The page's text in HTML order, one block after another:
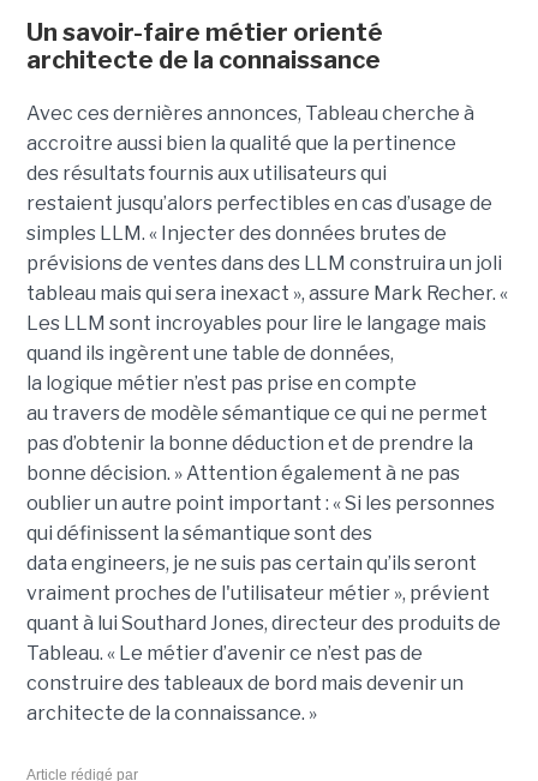
Un savoir-faire métier orienté
architecte de la connaissance
Avec ces dernières annonces, Tableau cherche à
accroitre aussi bien la qualité que la pertinence
desrésultats fournis aux utilisateurs qui
restaient jusqu’alors perfectiblesen cas d’usage de
simples LLM. « Injecterdes données brutes de
prévisions de ventes dans des LLM construira un joli
tableau mais qui sera inexact », assure Mark Recher. «
Les LLM sont incroyables pour lire le langage mais
quand ils ingèrent une table de données,
la logique métier n’est pas prise en compte
au travers de modèle sémantique ce qui ne permet
pas d’obtenir la bonne déduction et de prendre la
bonne décision. »Attention également à ne pas
oublier un autre point important : « Si les personnes
qui définissent la sémantique sont des
data engineers, je ne suis pas certain qu’ils seront
vraiment proches de l'utilisateur métier », prévient
quant à lui Southard Jones, directeur des produits de
Tableau. « Le métier d’avenir ce n’est pas de
construire des tableaux de bord mais devenir un
architecte de la connaissance. »
Article rédigé par